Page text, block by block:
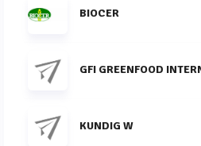
BIOCER
GFI GREENFOOD
KUNDIG W